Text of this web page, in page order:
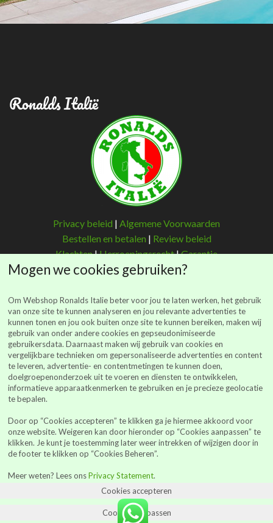
Ronalds Italië
Privacy beleid | Algemene Voorwaarden
Bestellen en betalen | Review beleid
Klachten|Herroepingsrecht|Garantie
Ronalds Italië
(Ronalds Italië Delicatessen B.V.)
Walderstraat 26
7241 BJ Lochem
webshop@ronalds-italie.nl
KvK 94041849
BTWid: NL866614886B01
Mogen we cookies gebruiken?
Om Webshop Ronalds Italie beter voor jou te laten werken, het gebruik
van onze site te kunnen analyseren en jou relevante advertenties te
kunnen tonen en jou ook buiten onze site te kunnen bereiken, maken wij
gebruik van onder andere cookies en gepseudonimiseerde
gebruikersdata. Daarnaast maken wij gebruik van cookies en
vergelijkbare technieken om gepersonaliseerde advertenties en content
te leveren, advertentie- en contentmetingen te kunnen doen,
doelgroepenonderzoek uit te voeren en diensten te ontwikkelen,
informatieve apparaatkenmerken te gebruiken en je precieze geolocatie
te bepalen.
Door op “Cookies accepteren” te klikken ga je hiermee akkoord voor
onze website. Weigeren kan door hieronder op “Cookies aanpassen” te
klikken. Je kunt je toestemming later weer intrekken of wijzigen door in
de footer te klikken op “Cookies Beheren”.
Meer weten? Lees onsPrivacy Statement.
Cookies accepteren
Cookies aanpassen